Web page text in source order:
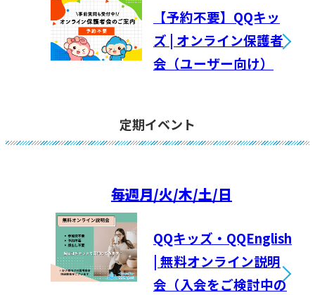
【予約不要】QQキッ
ズ | オンライン保護者
会（ユーザー向け）
定期イベント
毎週月/火/木/土/日
QQキッズ・QQEnglish
| 無料オンライン説明
会（入会をご検討中の